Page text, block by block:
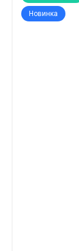
Новинка